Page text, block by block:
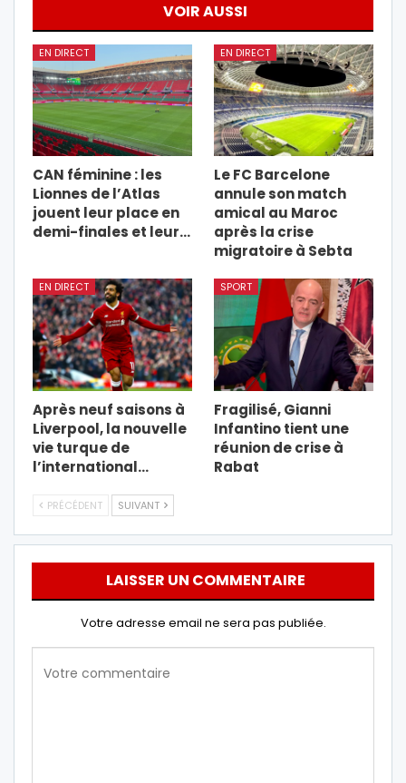
VOIR AUSSI
EN DIRECT
CAN féminine : les
Lionnes de l’Atlas
jouent leur place en
demi-finales et leur…
EN DIRECT
Le FC Barcelone
annule son match
amical au Maroc
après la crise
migratoire à Sebta
EN DIRECT
Après neuf saisons à
Liverpool, la nouvelle
vie turque de
l’international…
SPORT
Fragilisé, Gianni
Infantino tient une
réunion de crise à
Rabat
PRÉCÉDENT SUIVANT
LAISSER UN COMMENTAIRE
Votre adresse email ne sera pas publiée.